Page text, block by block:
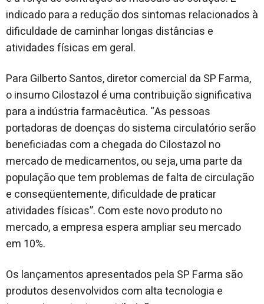
indicado para a redução dos sintomas relacionados à
dificuldade de caminhar longas distâncias e
atividades físicas em geral.
Para Gilberto Santos, diretor comercial da SP Farma,
o insumo Cilostazol é uma contribuição significativa
para a indústria farmacêutica. “As pessoas
portadoras de doenças do sistema circulatório serão
beneficiadas com a chegada do Cilostazol no
mercado de medicamentos, ou seja, uma parte da
população que tem problemas de falta de circulação
e conseqüentemente, dificuldade de praticar
atividades físicas”. Com este novo produto no
mercado, a empresa espera ampliar seu mercado
em 10%.
Os lançamentos apresentados pela SP Farma são
produtos desenvolvidos com alta tecnologia e